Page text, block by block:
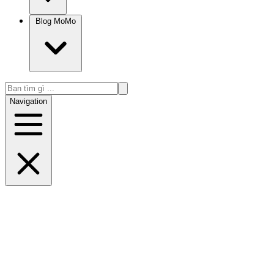
Blog MoMo
Navigation